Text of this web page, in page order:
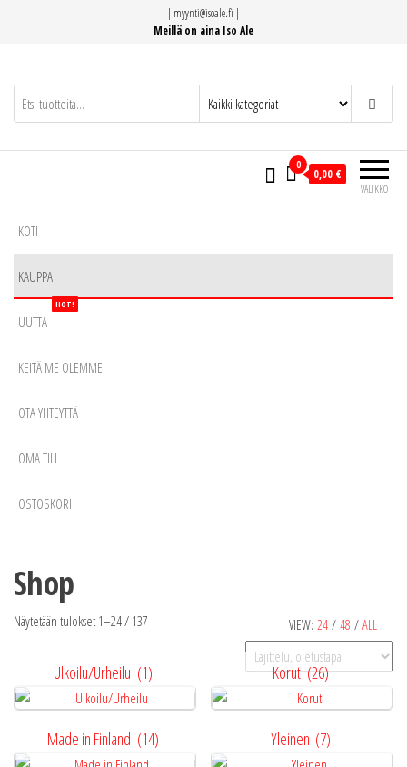
| myynti@isoale.fi |
Meillä on aina Iso Ale
VALIKKO
0
0,00 €
KOTI
KAUPPA
UUTTA
HOT!
KEITÄ ME OLEMME
OTA YHTEYTTÄ
OMA TILI
OSTOSKORI
Shop
VIEW: 24 / 48 / ALL
Näytetään tulokset 1–24 / 137
Ulkoilu/Urheilu (1) Korut(26)
Made in Finland (14) Yleinen (7)